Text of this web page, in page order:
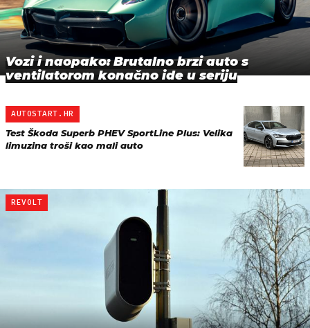
Vozi i naopako: Brutalno brzi auto s
ventilatorom konačno ide u seriju
AUTOSTART.HR
Test Škoda Superb PHEV SportLine Plus: Velika
limuzina troši kao mali auto
REVOLT